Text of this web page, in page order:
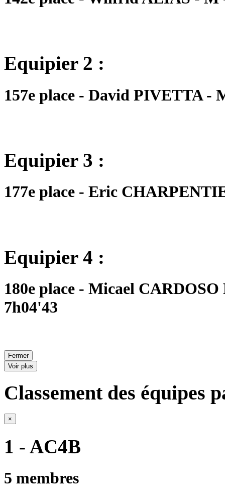
Equipier 2 :
157e place - David PIVETTA -
Equipier 3 :
177e place - Eric
Equipier 4 :
180e place - Micael
7h04'43
Fermer
Voir plus
Classement des équipes
×
1 - AC4B
5 membres